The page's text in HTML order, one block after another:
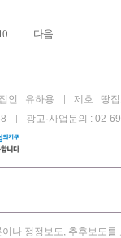
다음
인 : 유하용 제호 : 땅
광고·사업문의 : 02-
나 정정보도, 추후보도